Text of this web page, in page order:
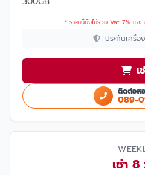
* ราคานี้ยังไม่รวม Vat 7% และ
ประกันเครื่
เ
ติดต่อส
089-
เช่า 8